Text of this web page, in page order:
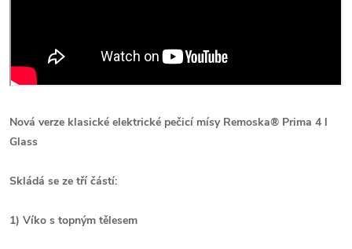
Nová verze klasické elektrické pečicí mísy Remoska® Prima 4 l
Glass
Skládá se ze tří částí:
1) Víko s topným tělesem